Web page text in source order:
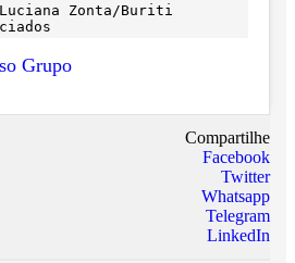
Zonta/Buriti
Compartilhe
Facebook
Twitter
Whatsapp
Telegram
LinkedIn